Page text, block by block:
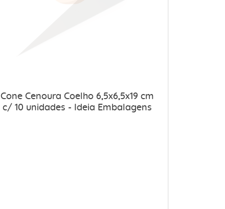
Cone Cenoura Coelho 6,5x6,5x19 cm
c/ 10 unidades - Ideia Embalagens